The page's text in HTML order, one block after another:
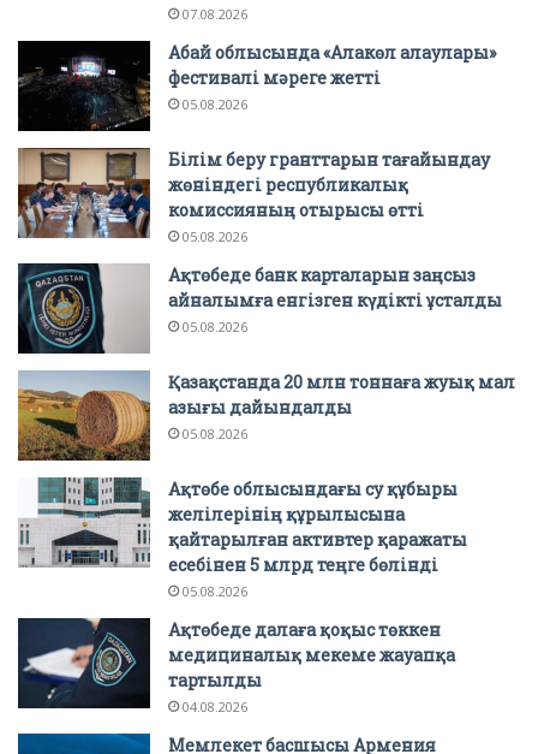
07.08.2026
Абай облысында «Алакөл алаулары»
фестивалі мәреге жетті
05.08.2026
Білім беру гранттарын тағайындау
жөніндегі республикалық
комиссияның отырысы өтті
05.08.2026
Ақтөбеде банк карталарын заңсыз
айналымға енгізген күдікті ұсталды
05.08.2026
Қазақстанда 20 млн тоннаға жуық мал
азығы дайындалды
05.08.2026
Ақтөбе облысындағы су құбыры
желілерінің құрылысына
қайтарылған активтер қаражаты
есебінен 5 млрд теңге бөлінді
05.08.2026
Ақтөбеде далаға қоқыс төккен
медициналық мекеме жауапқа
тартылды
04.08.2026
Мемлекет басшысы Армения